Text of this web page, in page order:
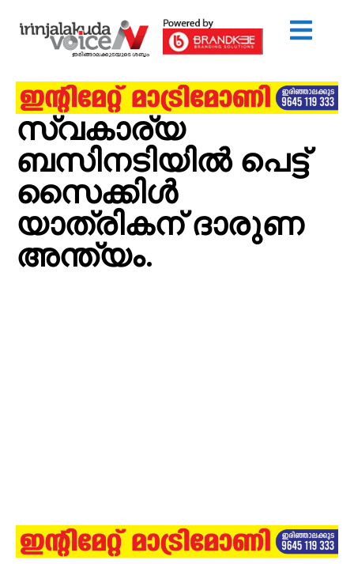
സ്വകാര്യ
ബസിനടിയിൽ പെട്ട്
സൈക്കിൾ
യാത്രികന് ദാരുണ
അന്ത്യം.